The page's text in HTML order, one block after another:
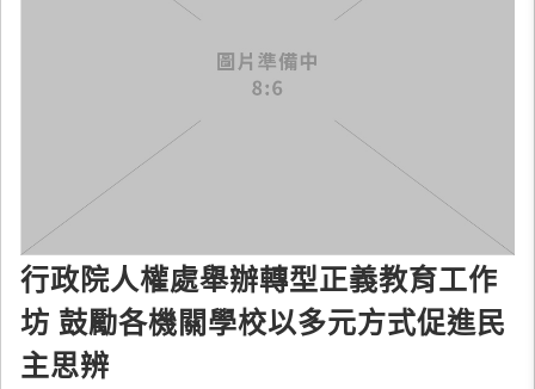
行政院人權處舉辦轉型正義教育工作
坊 鼓勵各機關學校以多元方式促進民
主思辨